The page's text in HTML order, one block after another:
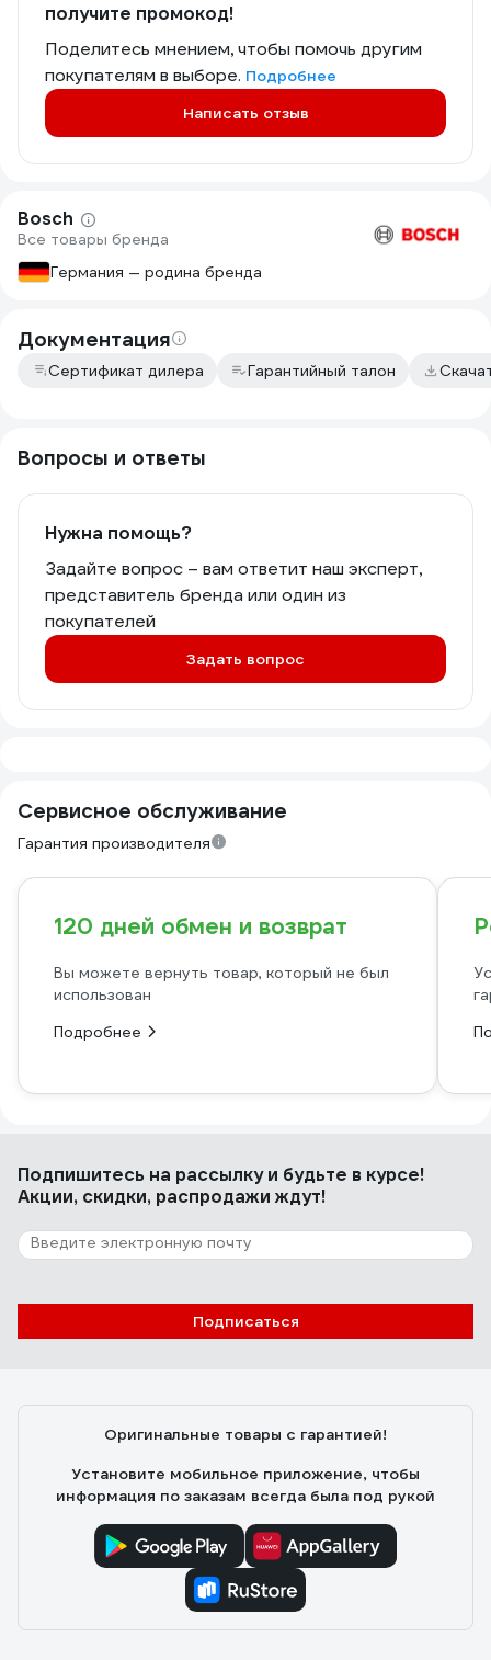
получите промокод!
Поделитесь мнением, чтобы помочь другим
покупателям в выборе. Подробнее
Написать отзыв
Bosch
Все товары бренда
Германия — родина бренда
Документация
Сертификат дилера Гарантийный талон
Вопросы и ответы
Нужна помощь?
Задайте вопрос – вам ответит наш эксперт,
представитель бренда или один из
покупателей
Задать вопрос
Сервисное обслуживание
Гарантия производителя
120 дней обмен и возврат
Вы можете вернуть товар, который не был
использован
Подробнее
Подпишитесь на рассылкуи будьте в курсе!
Акции, скидки, распродажи ждут!
Подписаться
Оригинальные товары с гарантией!
Установите мобильное приложение, чтобы
информация по заказам всегда была под рукой